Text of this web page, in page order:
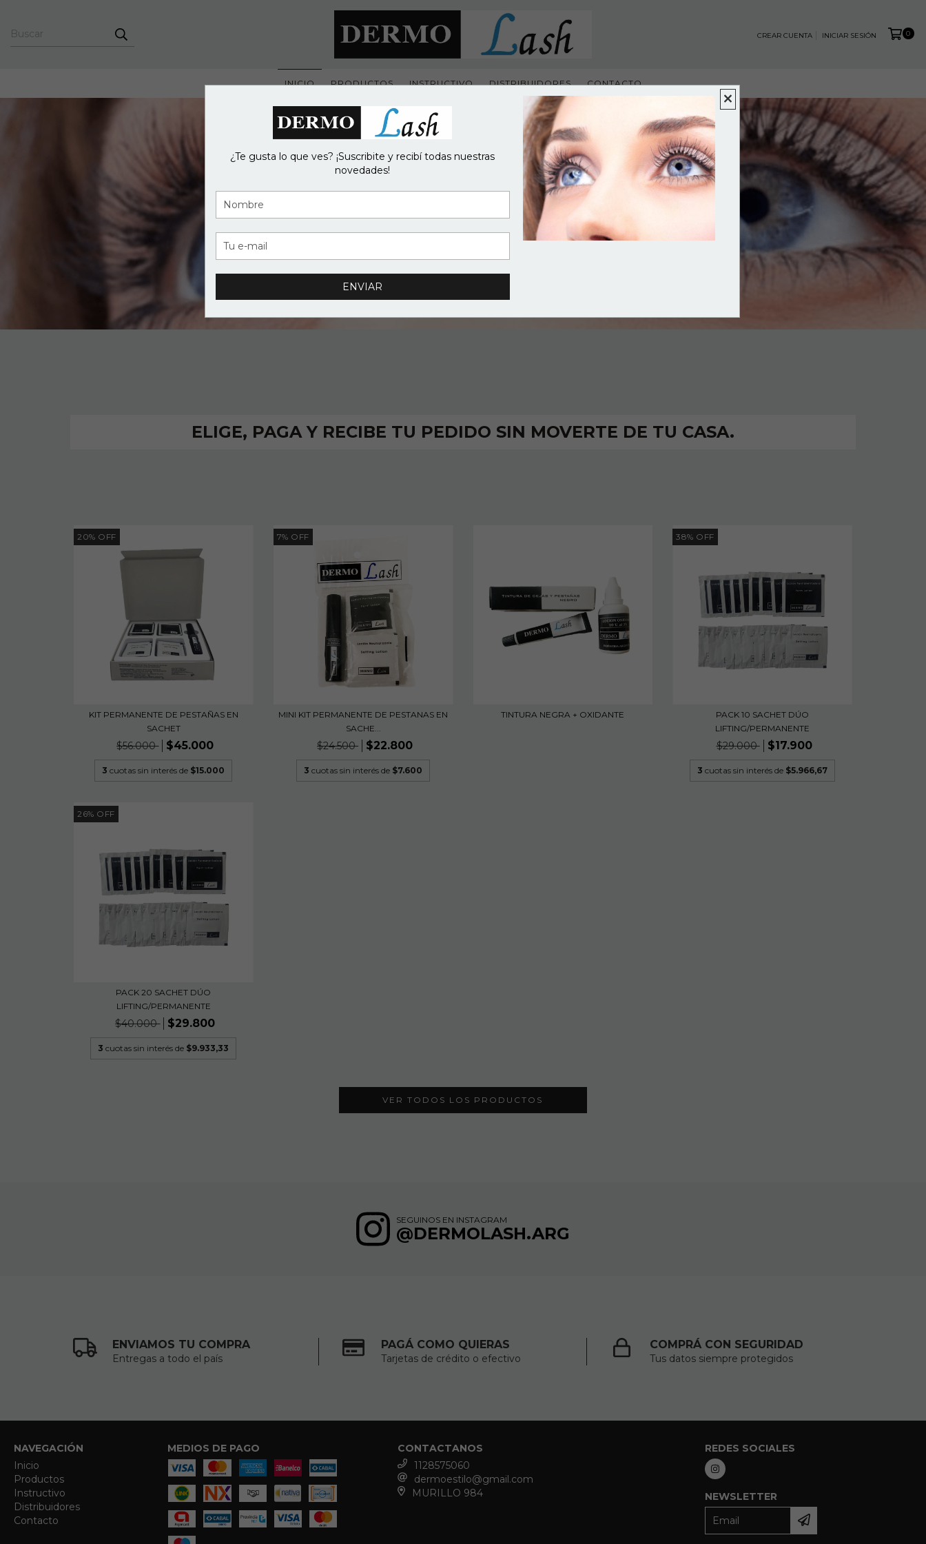
CREAR CUENTA INICIAR SESIÓN 0
INICIO PRODUCTOS INSTRUCTIVO DISTRIBUIDORES CONTACTO
ELIGE, PAGA Y RECIBE TU PEDIDO SIN MOVERTE DE TU CASA.
20% OFF
KIT PERMANENTE DE PESTAÑAS EN
SACHET
$56.000 $45.000
3 cuotas sin interés de $15.000
7% OFF
MINI KIT PERMANENTE DE PESTANAS EN
SACHE...
$24.500 $22.800
3 cuotas sin interés de $7.600
TINTURA NEGRA + OXIDANTE
38% OFF
PACK 10 SACHET DÚO
LIFTING/PERMANENTE
$29.000 $17.900
3 cuotas sin interés de $5.966,67
26% OFF
PACK 20 SACHET DÚO
LIFTING/PERMANENTE
$40.000 $29.800
3 cuotas sin interés de $9.933,33
VER TODOS LOS PRODUCTOS
SEGUINOS EN INSTAGRAM
@DERMOLASH.ARG
¿Te gusta lo que ves? ¡Suscribite y recibí todas nuestras
novedades!
ENVIAMOS TU COMPRA
Entregas a todo el país
PAGÁ COMO QUIERAS
Tarjetas de crédito o efectivo
COMPRÁ CON SEGURIDAD
Tus datos siempre protegidos
NAVEGACIÓN
Inicio
Productos
Instructivo
Distribuidores
Contacto
MEDIOS DE PAGO
CONTACTANOS
1128575060
dermoestilo@gmail.com
MURILLO 984
REDES SOCIALES
NEWSLETTER